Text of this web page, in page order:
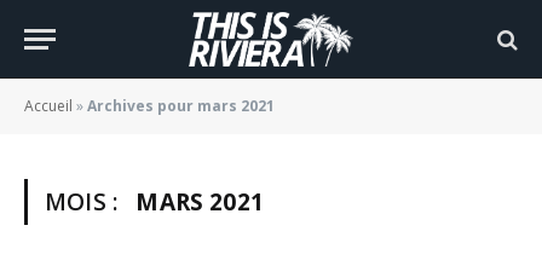
Accueil »Archives pour mars 2021
MOIS : MARS 2021